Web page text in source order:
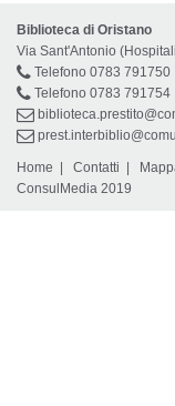
Biblioteca di Oristano
Via Sant'Antonio
Telefono 0783 791750
Telefono 0783 791754
Home Contatti
ConsulMedia 2019